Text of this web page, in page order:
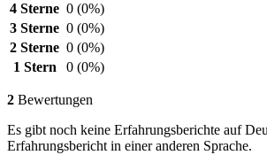
4 Sterne 0 (0%)
3 Sterne 0 (0%)
2 Sterne 0 (0%)
1 Stern
0 (0%)
2 Bewertungen
Es gibt noch keine Erfahrungsberichte auf
Erfahrungsbericht in einer anderen Sprache.